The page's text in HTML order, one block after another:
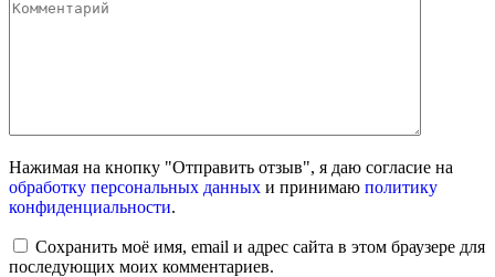
Нажимая на кнопку "Отправить отзыв", я даю согласие на
обработку персональных данных и принимаю политику
конфиденциальности.
Сохранить моё имя, email и адрес сайта в этом браузере для
последующих моих комментариев.